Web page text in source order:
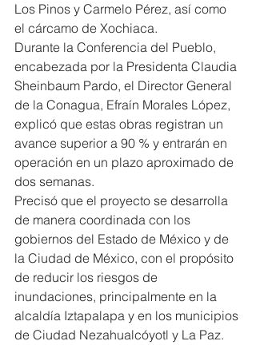
Los Pinos y Carmelo Pérez, así como
el cárcamo de Xochiaca.
Durante la Conferencia del Pueblo,
encabezada por la Presidenta Claudia
Sheinbaum Pardo, el Director General
de la Conagua, Efraín Morales López,
explicó que estas obras registran un
avance superior a 90 % y entrarán en
operación en un plazo aproximado de
dos semanas.
Precisó que el proyecto se desarrolla
de manera coordinada con los
gobiernos del Estado de México y de
la Ciudad de México, con el propósito
de reducir los riesgos de
inundaciones, principalmente en la
alcaldía Iztapalapa y en los municipios
de Ciudad Nezahualcóyotl y La Paz.